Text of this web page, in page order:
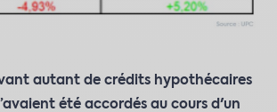
autant de crédits hypothécaires
été accordés au cours d'un